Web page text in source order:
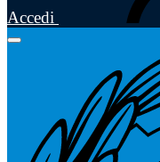
Accedi